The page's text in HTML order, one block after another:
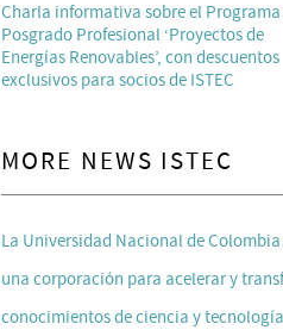
Charla informativa sobre el Programa
Posgrado Profesional ‘Proyectos de
Energías Renovables’, con descuentos
exclusivos para socios de ISTEC
MORE NEWS ISTEC
La Universidad Nacional de
una corporación para acelerar y
conocimientos de ciencia y tecnología